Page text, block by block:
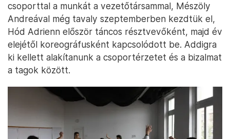
csoporttal a munkát a vezetőtársammal, Mészöly
Andreával még tavaly szeptemberben kezdtük el,
Hód Adrienn először táncos résztvevőként, majd év
elejétől koreográfusként kapcsolódott be. Addigra
ki kellett alakítanunk a csoportérzetet és a bizalmat
a tagok között.